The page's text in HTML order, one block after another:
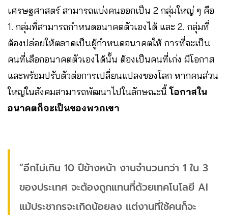
เศรษฐศาสตร์ สามารถแบ่งคนออกเป็น 2 กลุ่มใหญ่ ๆ คือ
1. กลุ่มที่สามารถกำหนดอนาคตตัวเองได้ และ 2. กลุ่มที่
ต้องปล่อยให้ตลาดเป็นผู้กำหนดอนาคตให้ การที่จะเป็น
คนที่เลือกอนาคตตัวเองได้นั้น ต้องเป็นคนที่เก่ง มีโอกาส
และพร้อมปรับตัวต่อการเปลี่ยนแปลงของโลก หากคนส่วน
ใหญ่ในสังคมสามารถพัฒนาไปในลักษณะนี้โอกาสใน
อนาคตก็จะเป็นของพวกเขา
“อีกไม่เกิน 10 ปีข้างหน้า งานจำนวนกว่า 1 ใน 3
ของประเทศ จะต้องถูกแทนที่ด้วยเทคโนโลยี AI
แม้ประชากรจะเกิดน้อยลง แต่งานที่ใช้คนก็จะ